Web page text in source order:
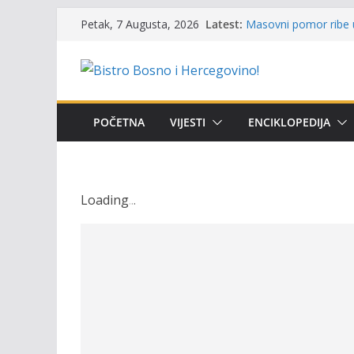
content
Petak, 7 Augusta, 2026 Latest: Masovni pomor ribe
Poziv za učešće u
Obavještenje
osobe sa invaliditetom
POČETNA VIJESTI ENCIKLOPEDIJA
Loading...